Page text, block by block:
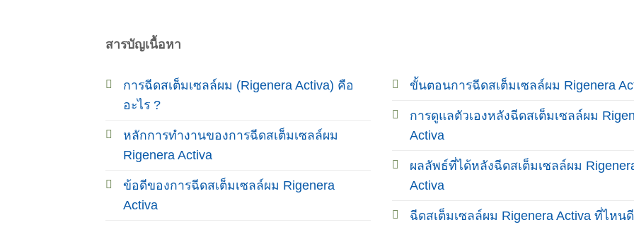
สารบัญเนื้อหา
การฉีดสเต็มเซลล์ผม (Rigenera Activa) คือ
อะไร ?
หลักการทำงานของการฉีดสเต็มเซลล์ผม
Rigenera Activa
ข้อดีของการฉีดสเต็มเซลล์ผม Rigenera
Activa
ขั้นตอนการฉีดสเต็มเซลล์ผม Rigenera
การดูแลตัวเองหลังฉีดสเต็มเซลล์ผม
Activa
ผลลัพธ์ที่ได้หลังฉีดสเต็มเซลล์ผม
Activa
ฉีดสเต็มเซลล์ผม Rigenera Activa ที่ไหนดี